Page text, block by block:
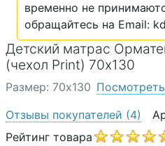
Open submenu (Мебель)
Мебель
Open submenu
Основания
Open submenu (Детские
Детские матрасы
Open submenu
Детские кровати
Open submenu (Шкафы)
Шкафы
временно не
обращайтесь на Email:
Детский матрас
(чехол Print) 70х130
Размер: 70х130
Отзывы покупателей (4)
Рейтинг товара